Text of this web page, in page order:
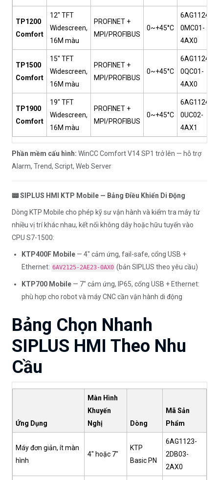
TP1200
Comfort
12" TFT
Widescreen,
16M màu
PROFINET +
MPI/PROFIBUS
0~+45°C
6AG1124-
0MC01-
4AX0
TP1500
Comfort
15" TFT
Widescreen,
16M màu
PROFINET +
MPI/PROFIBUS
0~+45°C
6AG1124-
0QC01-
4AX0
TP1900
Comfort
19" TFT
Widescreen,
16M màu
PROFINET +
MPI/PROFIBUS
0~+45°C
6AG1124-
0UC02-
4AX1
Phần mềm cấu hình: WinCC Comfort V14 SP1 trở lên — hỗ trợ
Alarm, Trend, Script, Web Server
📟 SIPLUS HMI KTP Mobile — Bảng Điều Khiển Di Động
Dòng KTP Mobile cho phép kỹ sư vận hành và kiểm tra máy từ
nhiều vị trí khác nhau, kết nối không dây hoặc hữu tuyến vào
CPU S7-1500:
KTP400F Mobile — 4" cảm ứng, fail-safe, cổng USB +
Ethernet: 6AV2125-2AE23-0AX0 (bản SIPLUS theo yêu cầu)
KTP700 Mobile — 7" cảm ứng, IP65, cổng USB + Ethernet:
phù hợp cho robot và máy CNC cần vận hành di động
Bảng Chọn Nhanh
SIPLUS HMI Theo Nhu
Cầu
Ứng Dụng
Màn Hình
Khuyến
Nghị
Dòng
Mã Sản
Phẩm
Máy đơn giản, ít màn
hình
4" hoặc 7"
KTP
Basic PN
6AG1123-
2DB03-
2AX0